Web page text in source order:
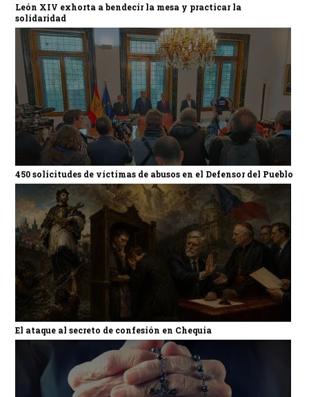
León XIV exhorta a bendecir la mesa y practicar la
solidaridad
450 solicitudes de víctimas de abusos en el Defensor del Pueblo
El ataque al secreto de confesión en Chequia